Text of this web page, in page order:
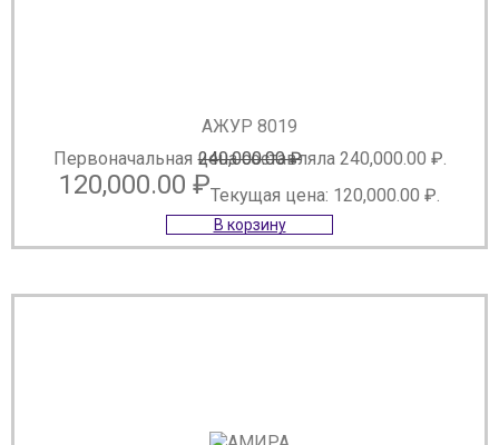
АЖУР 8019
240,000.00₽
Первоначальная цена составляла 240,000.00 ₽.
120,000.00 ₽Текущая цена: 120,000.00 ₽.
В корзину